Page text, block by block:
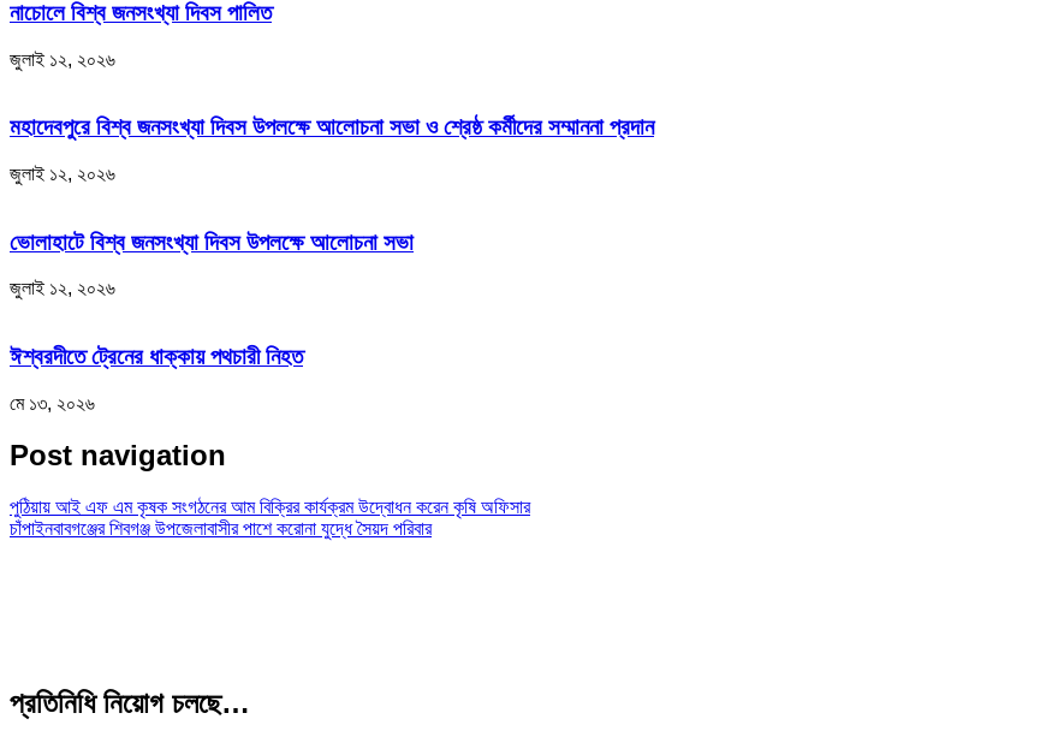
নাচোলে বিশ্ব জনসংখ্যা দিবস পালিত
জুলাই ১২, ২০২৬
মহাদেবপুরে বিশ্ব জনসংখ্যা দিবস উপলক্ষে আলোচনা সভা ও শ্রেষ্ঠ কর্মীদের সম্মাননা প্রদান
জুলাই ১২, ২০২৬
ভোলাহাটে বিশ্ব জনসংখ্যা দিবস উপলক্ষে আলোচনা সভা
জুলাই ১২, ২০২৬
ঈশ্বরদীতে ট্রেনের ধাক্কায় পথচারী নিহত
মে ১৩, ২০২৬
Post navigation
পুঠিয়ায় আই এফ এম কৃষক সংগঠনের আম বিক্রির কার্যক্রম উদ্বোধন করেন কৃষি অফিসার
চাঁপাইনবাবগঞ্জের শিবগঞ্জ উপজেলাবাসীর পাশে করোনা যুদ্ধে সৈয়দ পরিবার
প্রতিনিধি নিয়োগ চলছে…